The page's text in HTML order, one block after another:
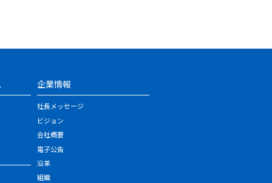
企業情報
社長メッセージ
ビジョン
会社概要
電子公告
沿革
組織